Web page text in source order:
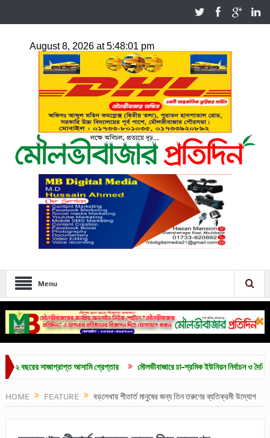
Menu
সাজাপ্রাপ্ত আসামি গ্রেপ্তার মৌলভীবাজারে চা-শ্রমিক ইউনিয়ন নির্বাচন ও দৈনিক ৫০০
HOME FEATURE বড়লেখায় শীতার্ত মানুষের জন্য তিন তরুণের ব্যতিক্রমী উদ্যোগ